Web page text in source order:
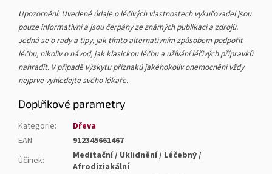
Upozornění: Uvedené údaje o léčivých vlastnostech vykuřovadel jsou
pouze informativní a jsou čerpány ze známých publikací a zdrojů.
Jedná se o rady a tipy, jak tímto alternativním způsobem podpořit
léčbu, nikoliv o návod, jak klasickou léčbu a užívání léčivých přípravků
nahradit. V případě výskytu příznaků jakéhokoliv onemocnění vždy
nejprve vyhledejte svého lékaře.
Doplňkové parametry
Kategorie:
Dřeva
EAN:
912345661467
Účinek:
Meditační / Uklidnění / Léčebný /
Afrodiziakální